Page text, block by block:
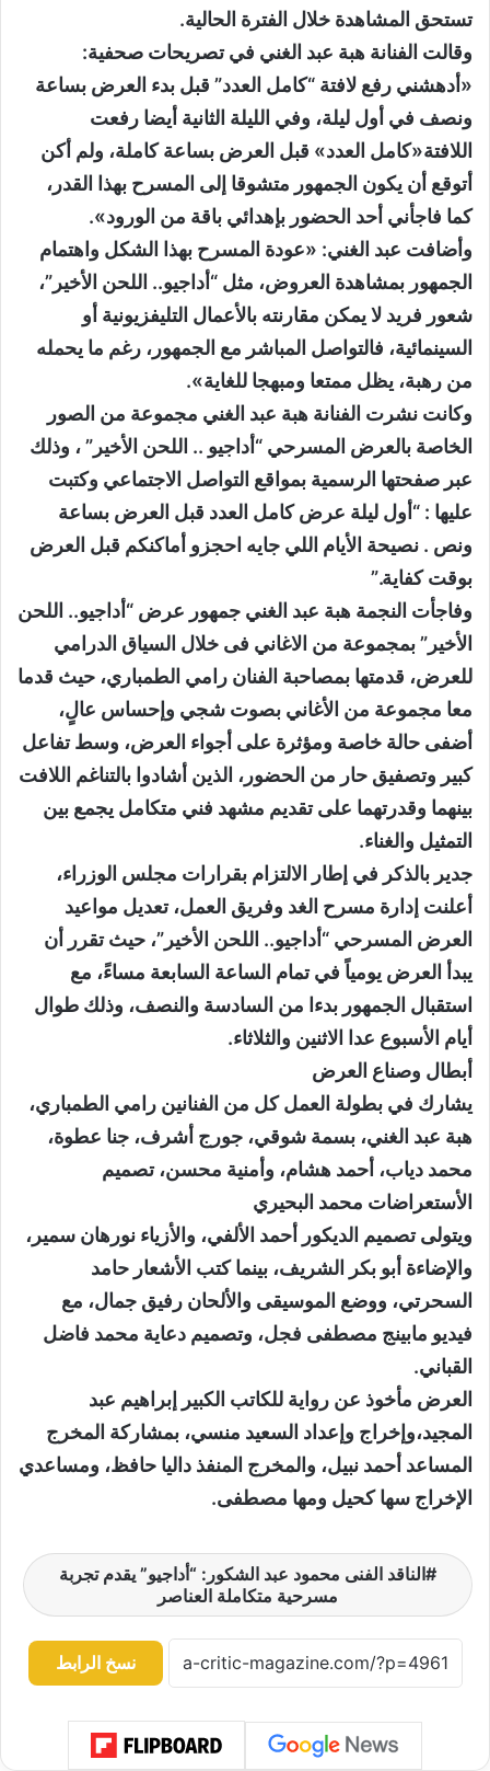
تستحق المشاهدة خلال الفترة الحالية.
وقالت الفنانة هبة عبد الغني في تصريحات صحفية:
«أدهشني رفع لافتة “كامل العدد” قبل بدء العرض بساعة
ونصف في أول ليلة، وفي الليلة الثانية أيضا رفعت
اللافتة«كامل العدد» قبل العرض بساعة كاملة، ولم أكن
أتوقع أن يكون الجمهور متشوقا إلى المسرح بهذا القدر،
كما فاجأني أحد الحضور بإهدائي باقة من الورود».
وأضافت عبد الغني: «عودة المسرح بهذا الشكل واهتمام
الجمهور بمشاهدة العروض، مثل “أداجيو.. اللحن الأخير”،
شعور فريد لا يمكن مقارنته بالأعمال التليفزيونية أو
السينمائية، فالتواصل المباشر مع الجمهور، رغم ما يحمله
من رهبة، يظل ممتعا ومبهجا للغاية».
وكانت نشرت الفنانة هبة عبد الغني مجموعة من الصور
الخاصة بالعرض المسرحي “أداجيو .. اللحن الأخير” ، وذلك
عبر صفحتها الرسمية بمواقع التواصل الاجتماعي وكتبت
عليها : “أول ليلة عرض كامل العدد قبل العرض بساعة
ونص . نصيحة الأيام اللي جايه احجزو أماكنكم قبل العرض
بوقت كفاية.”
وفاجأت النجمة هبة عبد الغني جمهور عرض “أداجيو.. اللحن
الأخير” بمجموعة من الاغاني فى خلال السياق الدرامي
للعرض، قدمتها بمصاحبة الفنان رامي الطمباري، حيث قدما
معا مجموعة من الأغاني بصوت شجي وإحساس عالٍ،
أضفى حالة خاصة ومؤثرة على أجواء العرض، وسط تفاعل
كبير وتصفيق حار من الحضور، الذين أشادوا بالتناغم اللافت
بينهما وقدرتهما على تقديم مشهد فني متكامل يجمع بين
التمثيل والغناء.
جدير بالذكر في إطار الالتزام بقرارات مجلس الوزراء،
أعلنت إدارة مسرح الغد وفريق العمل، تعديل مواعيد
العرض المسرحي “أداجيو.. اللحن الأخير”، حيث تقرر أن
يبدأ العرض يومياً في تمام الساعة السابعة مساءً، مع
استقبال الجمهور بدءا من السادسة والنصف، وذلك طوال
أيام الأسبوع عدا الاثنين والثلاثاء.
أبطال وصناع العرض
يشارك في بطولة العمل كل من الفنانين رامي الطمباري،
هبة عبد الغني، بسمة شوقي، جورج أشرف، جنا عطوة،
محمد دياب، أحمد هشام، وأمنية محسن، تصميم
الأستعراضات محمد البحيري
ويتولى تصميم الديكور أحمد الألفي، والأزياء نورهان سمير،
والإضاءة أبو بكر الشريف، بينما كتب الأشعار حامد
السحرتي، ووضع الموسيقى والألحان رفيق جمال، مع
فيديو مابينج مصطفى فجل، وتصميم دعاية محمد فاضل
القباني.
العرض مأخوذ عن رواية للكاتب الكبير إبراهيم عبد
المجيد،وإخراج وإعداد السعيد منسي، بمشاركة المخرج
المساعد أحمد نبيل، والمخرج المنفذ داليا حافظ، ومساعدي
الإخراج سها كحيل ومها مصطفى.
الناقد الفنى محمود عبد الشكور: “أداجيو” يقدم تجربة
مسرحية متكاملة العناصر
نسخ الرابط